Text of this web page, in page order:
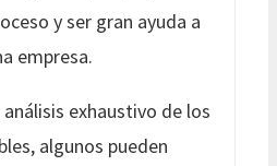
y ser gran ayuda a
empresa.
exhaustivo de los
algunos pueden